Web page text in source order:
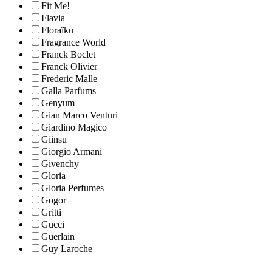
Fit Me!
Flavia
Floraïku
Fragrance World
Franck Boclet
Franck Olivier
Frederic Malle
Galla Parfums
Genyum
Gian Marco Venturi
Giardino Magico
Giinsu
Giorgio Armani
Givenchy
Gloria
Gloria Perfumes
Gogor
Gritti
Gucci
Guerlain
Guy Laroche